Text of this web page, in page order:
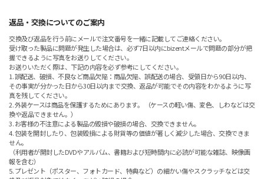
返品・交換についてのご案内
交換及び返品を行う前にメールで注文番号を一緒に記載してご連絡ください。
受け取った製品に問題が発生した場合は、必ず7日以内にbizentメールで問題の部分が把
握できるように写真をお送りしてください。
お送りいただく際は、下記の内容を必ず参考にしてください。
1. 誤配送、破損、不良など商品欠陥：商品欠陥、誤配送の場合、受領日から90日以内、
その事実が分かった日から30日以内まで交換、返品が可能でその内容をわかるように写
真を残してください。
2. 外装ケースは商品を保護するためにあります。 （ケースの軽い傷、変色、しわなどは交
換や返品できません。）
3. お客様の不注意による製品の毀損や破損の場合、交換できません。
4. 包装を開封したり、包装毀損による財貨等の価値が著しく減少した場合、交換できま
せん。
（利用者が開封したDVDやアルバム、書籍および短時間内に必読が可能な雑誌、映像画
報を含む）
5. プレゼント（ポスター、フォトカード、特典など）の細かい傷やスクラッチなどは交